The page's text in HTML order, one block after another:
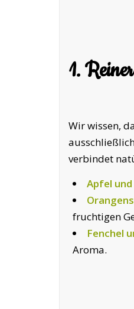
1.
Wir wissen,
verbindet
Apfel
fruchtigen
Fenchel
Aroma.